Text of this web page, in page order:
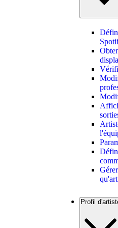
Profil